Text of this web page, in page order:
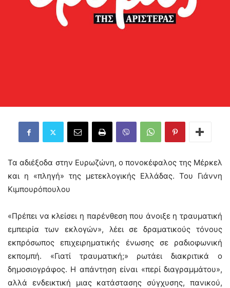
Τα αδιέξοδα στην Ευρωζώνη, ο πονοκέφαλος της Μέρκελ
και η «πληγή» της μετεκλογικής Ελλάδας. Του Γιάννη
Κιμπουρόπουλου
«Πρέπει να κλείσει η παρένθεση που άνοιξε η τραυματική
εμπειρία των εκλογών», λέει σε δραματικούς τόνους
εκπρόσωπος επιχειρηματικής ένωσης σε ραδιοφωνική
εκπομπή. «Γιατί τραυματική;» ρωτάει διακριτικά ο
δημοσιογράφος. Η απάντηση είναι «περί διαγραμμάτου»,
αλλά ενδεικτική μιας κατάστασης σύγχυσης, πανικού,